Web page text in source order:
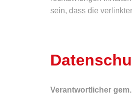
sein, dass die
Verantwortlicher